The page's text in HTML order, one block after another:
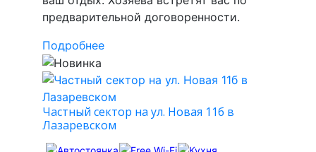
предварительной договоренности.
Подробнее
Частный сектор на ул. Новая 11б в
Лазаревском